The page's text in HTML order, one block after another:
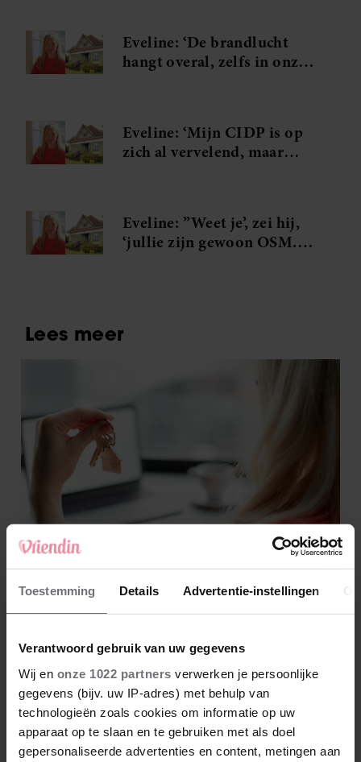
Toestemming Details Advertentie-instellingen
Verantwoord gebruik van uw gegevens
Wij en onze 1022 partners verwerken je persoonlijke
gegevens (bijv. uw IP-adres) met behulp van
technologieën zoals cookies om informatie op uw
apparaat op te slaan en te gebruiken met als doel
gepersonaliseerde advertenties en content, metingen aan
Eveline: ‘De brandlucht
hangt overal, zelfs in onze
Eveline: ‘Mijn CIDP is op
zich al vervelend, maar
Eveline: ”Weet je’, zei hij,
‘jullie zijn gewoon OSM.